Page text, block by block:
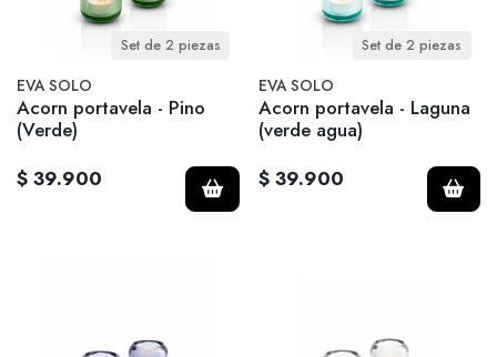
Set de 2 piezas
EVA SOLO
Acorn portavela - Pino
(Verde)
$ 39.900
Set de 2 piezas
EVA SOLO
Acorn portavela - Laguna
(verde agua)
$ 39.900